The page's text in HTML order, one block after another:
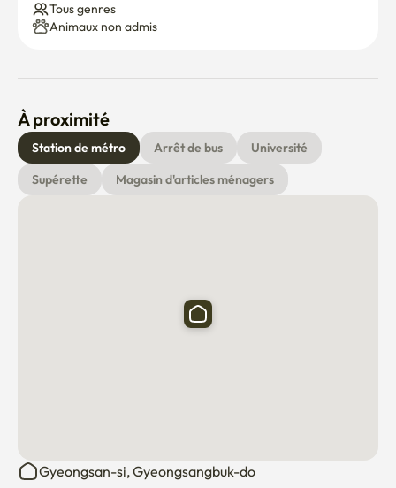
Tous genres
Animaux non admis
À proximité
Station de métro Arrêt de bus
Université
Supérette
Magasin d'articles ménagers
Gyeongsan-si, Gyeongsangbuk-do